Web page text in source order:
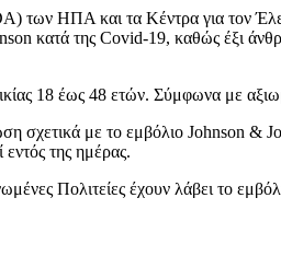
ΗΠΑ και τα Κέντρα για τον
κατά της Covid-19, καθώς έξι
18 έως 48 ετών. Σύμφωνα με
σχετικά με το εμβόλιο Johnson &
εντός της ημέρας.
Πολιτείες έχουν λάβει το